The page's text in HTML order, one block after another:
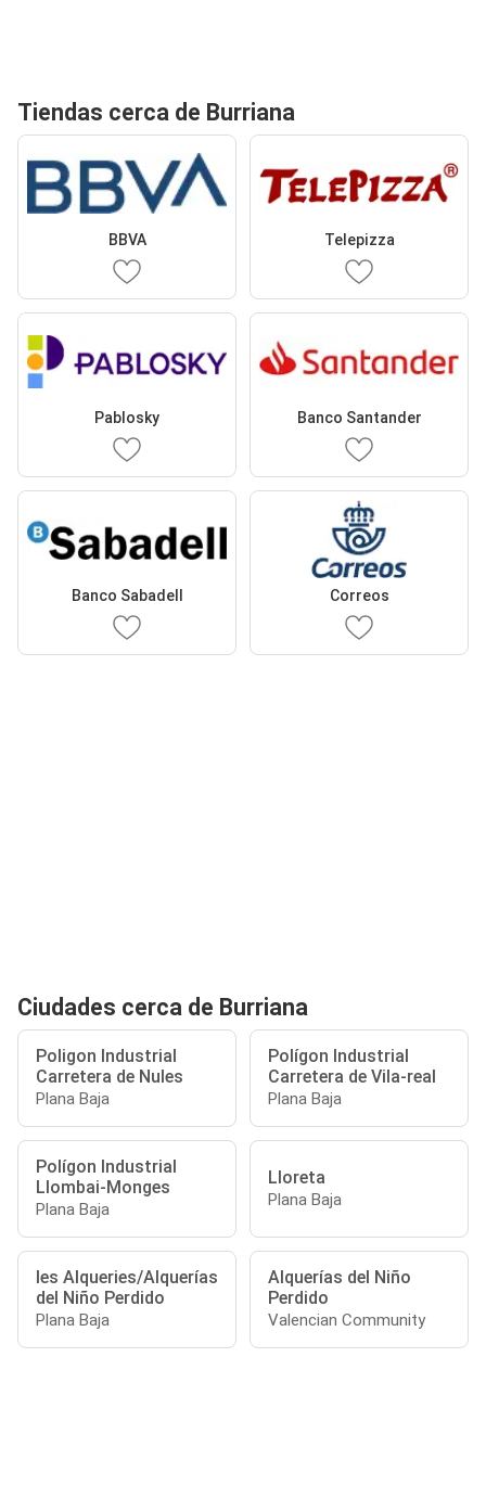
Tiendas cerca de Burriana
BBVA Telepizza
Pablosky Banco Santander
Banco Sabadell Correos
Ciudades cerca de Burriana
Poligon Industrial
Carretera de Nules
Plana Baja
Polígon Industrial
Carretera de Vila-real
Plana Baja
Polígon Industrial
Llombai-Monges
Plana Baja
Lloreta
Plana Baja
les Alqueries/Alquerías
del Niño Perdido
Plana Baja
Alquerías del Niño
Perdido
Valencian Community